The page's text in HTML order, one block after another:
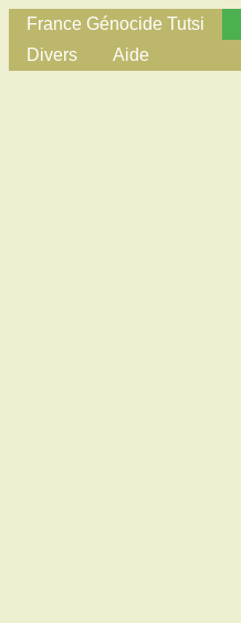
France Génocide Tutsi
Divers
Aide